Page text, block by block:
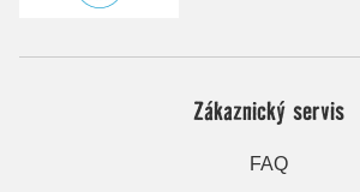
Zákaznický servis
FAQ